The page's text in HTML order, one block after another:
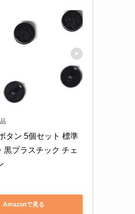
タン 5個セット 標準
黒プラスチック チェ
Amazonで見る